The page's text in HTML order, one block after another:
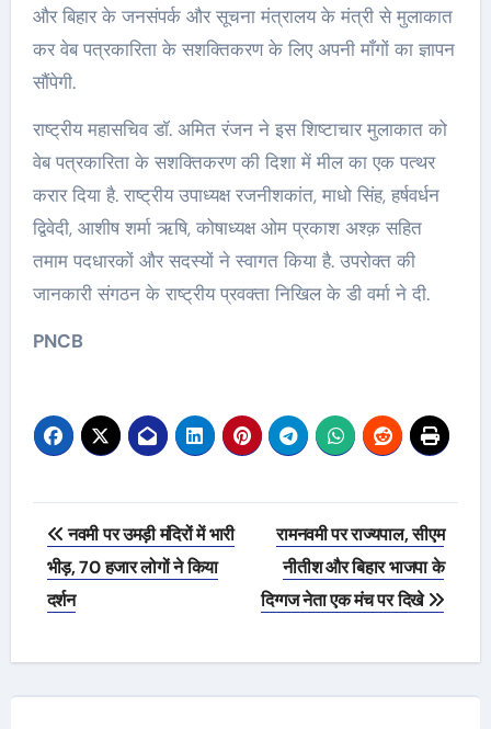
और बिहार के जनसंपर्क और सूचना मंत्रालय के मंत्री से मुलाकात
कर वेब पत्रकारिता के सशक्तिकरण के लिए अपनी माँगों का ज्ञापन
सौंपेगी.
राष्ट्रीय महासचिव डॉ. अमित रंजन ने इस शिष्टाचार मुलाकात को
वेब पत्रकारिता के सशक्तिकरण की दिशा में मील का एक पत्थर
करार दिया है. राष्ट्रीय उपाध्यक्ष रजनीशकांत, माधो सिंह, हर्षवर्धन
द्विवेदी, आशीष शर्मा ऋषि, कोषाध्यक्ष ओम प्रकाश अश्क़ सहित
तमाम पदधारकों और सदस्यों ने स्वागत किया है. उपरोक्त की
जानकारी संगठन के राष्ट्रीय प्रवक्ता निखिल के डी वर्मा ने दी.
PNCB
Post
navigation
नवमी पर उमड़ी मंदिरों में भारी
भीड़, 70 हजार लोगों ने किया
दर्शन
रामनवमी पर राज्यपाल, सीएम
नीतीश और बिहार भाजपा के
दिग्गज नेता एक मंच पर दिखे